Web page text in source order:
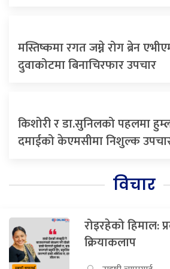
मस्तिष्कमा रगत जम्ने रोग ब्रेन
दुवाकोटमा बिनाचिरफार उपचार
किशोरी र डा.सुनिलको पहलमा
दमाईको केएमसीमा निशुल्क
विचार
रोइरहेको हिमाल:
क्रियाकलाप